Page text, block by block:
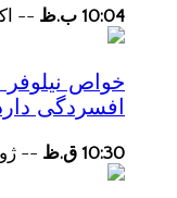
10:04 ب.ظ --
خواص نیلوفر
افسردگی
10:30 ق.ظ --